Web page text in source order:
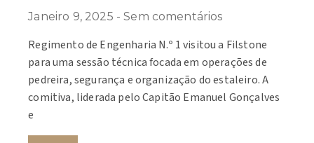
Janeiro 9, 2025 Sem comentários
Regimento de Engenharia N.º 1 visitou a Filstone
para uma sessão técnica focada em operações de
pedreira, segurança e organização do estaleiro. A
comitiva, liderada pelo Capitão Emanuel Gonçalves
e